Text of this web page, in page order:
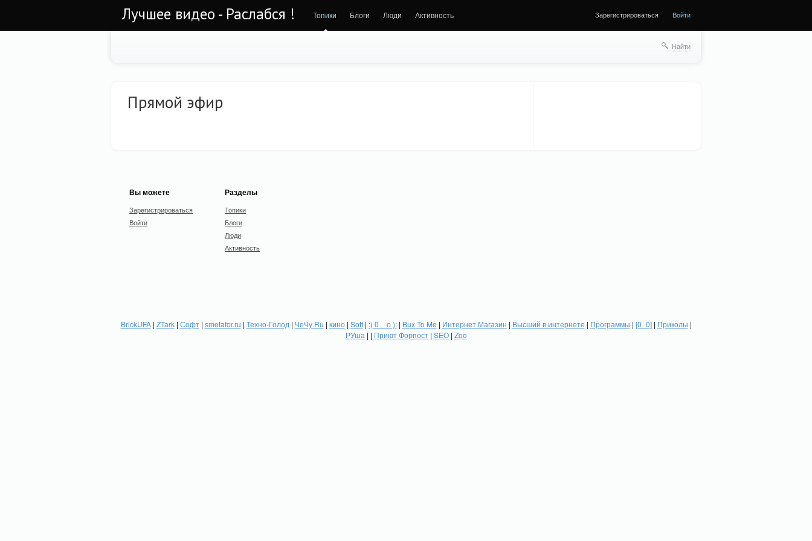
Лучшее видео - Раслабся ! Топики Блоги Люди Активность Зарегистрироваться Войти
Найти
Прямой эфир
Вы можете
Зарегистрироваться
Войти
Разделы
Топики
Блоги
Люди
Активность
BrickUFA| ZTark| Софт| smetafor.ru | Техно-Голод | ЧеЧу.Ru | кино| Soft| :( 0 _ о ):| Bux To Me | Интернет Магазин | Высший в интернете | Программы | [0_0]| Приколы |
РУша | | Приют Форпост| SEO| Zoo